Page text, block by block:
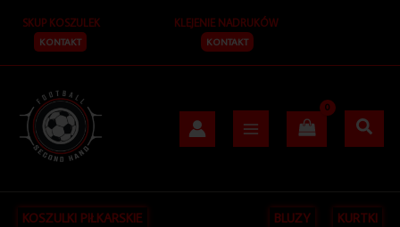
treści
SKUP KOSZULEK
KONTAKT
KLEJENIE NADRUKÓW
KONTAKT
KOSZULKI PIŁKARSKIE BLUZY KURTKI
u
według
najnowszych